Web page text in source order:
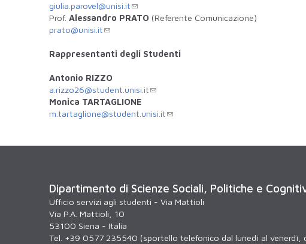
giulia.parovel@unisi.it
Prof. Alessandro PRATO (Referente Comunicazione)
prato@unisi.it
Rappresentanti degli Studenti
Antonio RIZZO
a.rizzo26@student.unisi.it
Monica TARTAGLIONE
m.tartaglione@student.unisi.it
Dipartimento di Scienze Sociali, Politiche e
Ufficio servizi agli studenti - Via Mattioli
Via P.A. Mattioli, 10
53100 Siena - Italia
Tel. +39 0577 235540 (sportello telefonico dal lunedì al venerdì,